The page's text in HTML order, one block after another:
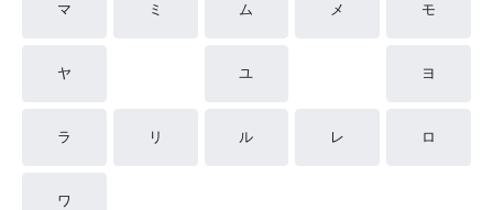
マ ミ ム メ モ
ヤ ユ ヨ
ラ リ ル レ ロ
ワ